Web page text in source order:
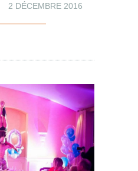
2 DÉCEMBRE 2016